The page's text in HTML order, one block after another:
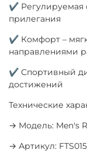
✔ Регулируемая
прилегания
✔ Комфорт –
направлениями
✔ Спортивный
достижений
Технические
→ Модель: Men's
→ Артикул: